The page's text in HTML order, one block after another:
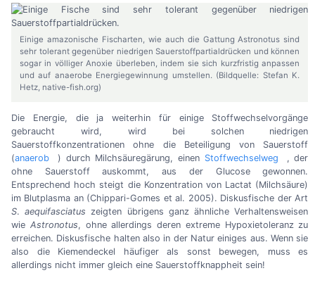
Einige amazonische Fischarten, wie auch die Gattung Astronotus sind
sehr tolerant gegenüber niedrigen Sauerstoffpartialdrücken und können
sogar in völliger Anoxie überleben, indem sie sich kurzfristig anpassen
und auf anaerobe Energiegewinnung umstellen. (Bildquelle: Stefan K.
Hetz, native-fish.org)
Die Energie, die ja weiterhin für einige Stoffwechselvorgänge
gebraucht wird, wird bei solchen niedrigen
Sauerstoffkonzentrationen ohne die Beteiligung von Sauerstoff
(anaerob ) durch Milchsäuregärung, einen Stoffwechselweg
, der
ohne Sauerstoff auskommt, aus der Glucose gewonnen.
Entsprechend hoch steigt die Konzentration von Lactat (Milchsäure)
im Blutplasma an (Chippari-Gomes et al. 2005). Diskusfische der Art
S.aequifasciatus zeigten übrigens ganz ähnliche Verhaltensweisen
wie Astronotus, ohne allerdings deren extreme Hypoxietoleranz zu
erreichen. Diskusfische halten also in der Natur einiges aus. Wenn sie
also die Kiemendeckel häufiger als sonst bewegen, muss es
allerdings nicht immer gleich eine Sauerstoffknappheit sein!